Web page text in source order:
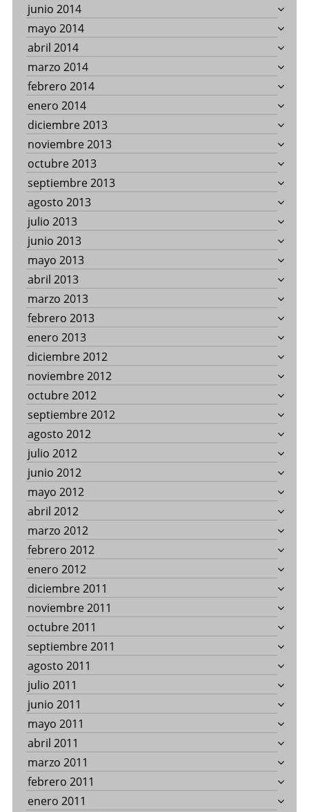
junio 2014
mayo 2014
abril 2014
marzo 2014
febrero 2014
enero 2014
diciembre 2013
noviembre 2013
octubre 2013
septiembre 2013
agosto 2013
julio 2013
junio 2013
mayo 2013
abril 2013
marzo 2013
febrero 2013
enero 2013
diciembre 2012
noviembre 2012
octubre 2012
septiembre 2012
agosto 2012
julio 2012
junio 2012
mayo 2012
abril 2012
marzo 2012
febrero 2012
enero 2012
diciembre 2011
noviembre 2011
octubre 2011
septiembre 2011
agosto 2011
julio 2011
junio 2011
mayo 2011
abril 2011
marzo 2011
febrero 2011
enero 2011